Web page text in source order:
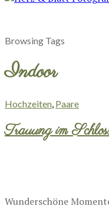
Browsing Tags
Indoor
Hochzeiten, Paare
Trauung im
Wunderschöne